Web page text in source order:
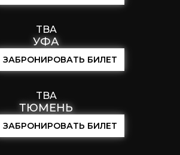
TBA
УФА
ЗАБРОНИРОВАТЬ БИЛЕТ
TBA
ТЮМЕНЬ
ЗАБРОНИРОВАТЬ БИЛЕТ